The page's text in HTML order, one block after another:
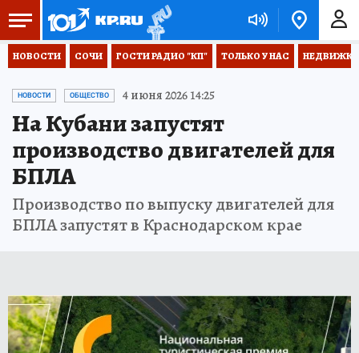
НОВОСТИ СОЧИ ГОСТИ РАДИО "КП" ТОЛЬКО У НАС НЕДВИЖКА
НОВОСТИ ОБЩЕСТВО 4 июня 2026 14:25
На Кубани запустят
производство двигателей для
БПЛА
Производство по выпуску двигателей для
БПЛА запустят в Краснодарском крае